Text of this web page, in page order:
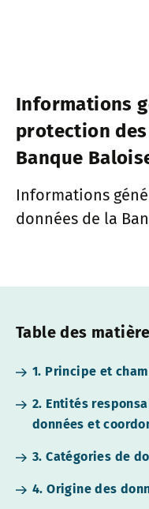
Informations
protection
Banque
Informations
données de la
Table des
1. Principe et
2. Entités
données et
3. Catégories de
4. Origine des